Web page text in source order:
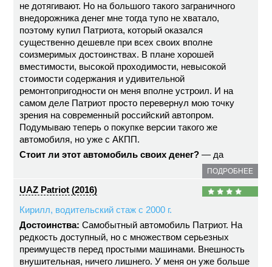
не дотягивают. Но на большого такого заграничного
внедорожника денег мне тогда тупо не хватало,
поэтому купил Патриота, который оказался
существенно дешевле при всех своих вполне
соизмеримых достоинствах. В плане хорошей
вместимости, высокой проходимости, невысокой
стоимости содержания и удивительной
ремонтопригодности он меня вполне устроил. И на
самом деле Патриот просто перевернул мою точку
зрения на современный российский автопром.
Подумываю теперь о покупке версии такого же
автомобиля, но уже с АКПП.
Стоит ли этот автомобиль своих денег? — да
ПОДРОБНЕЕ
UAZ Patriot (2016)
Кирилл, водительский стаж с 2000 г.
Достоинства: Самобытный автомобиль Патриот. На
редкость доступный, но с множеством серьезных
преимуществ перед простыми машинами. Внешность
внушительная, ничего лишнего. У меня он уже больше